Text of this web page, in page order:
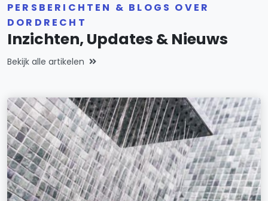
PERSBERICHTEN & BLOGS OVER
DORDRECHT
Inzichten, Updates & Nieuws
Bekijk alle artikelen